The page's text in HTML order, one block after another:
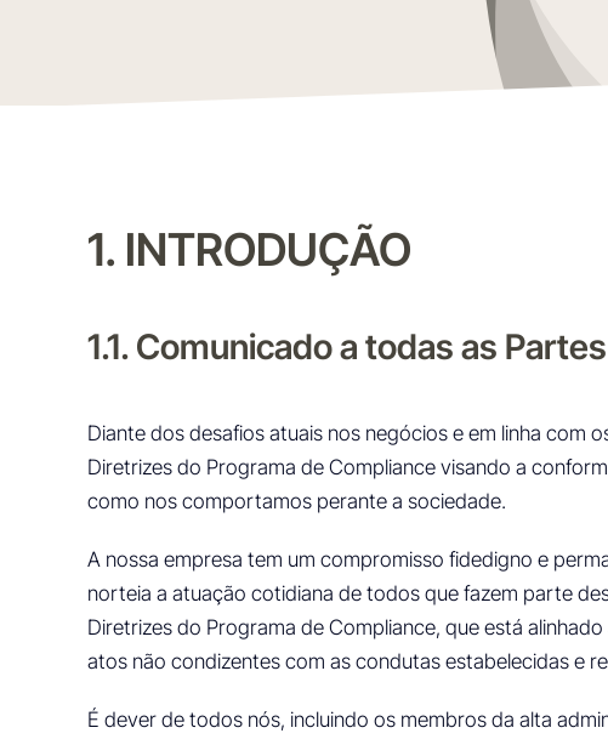
1. INTRODUÇÃO
1.1. Comunicado a todas as
Diante dos desafios atuais nos negócios e em linha com
Diretrizes do Programa de Compliance visando a
como nos comportamos perante a sociedade.
A nossa empresa tem um compromisso fidedigno e
norteia a atuação cotidiana de todos que fazem parte
Diretrizes do Programa de Compliance, que está
atos não condizentes com as condutas estabelecidas e
É dever de todos nós, incluindo os membros da alta